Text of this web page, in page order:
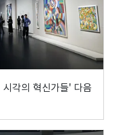
각의 혁신가들' 다음